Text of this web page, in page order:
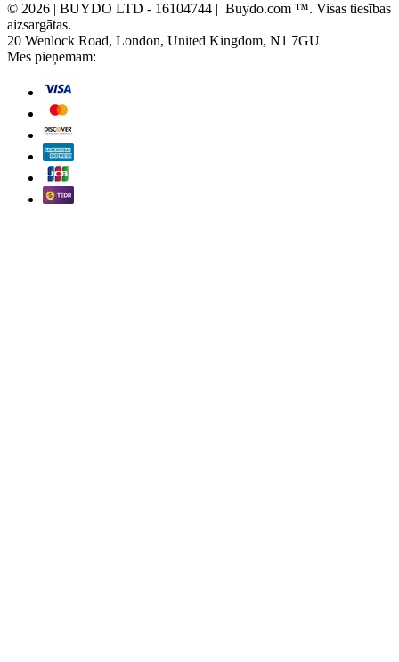
© 2026 | BUYDO LTD - 16104744 | Buydo.com ™. Visas tiesības
aizsargātas.
20 Wenlock Road, London, United Kingdom, N1 7GU
Mēs pieņemam: